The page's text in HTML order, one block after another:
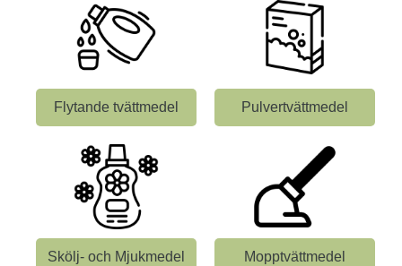
Flytande tvättmedel Pulvertvättmedel
Skölj- och Mjukmedel Mopptvättmedel